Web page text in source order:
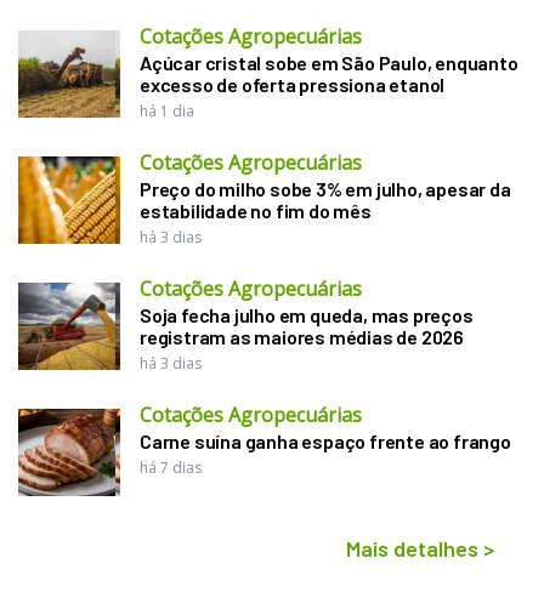
Cotações Agropecuárias
Açúcar cristal sobe em São Paulo, enquanto
excesso de oferta pressiona etanol
há 1 dia
Cotações Agropecuárias
Preço do milho sobe 3% em julho, apesar da
estabilidade no fim do mês
há 3 dias
Cotações Agropecuárias
Soja fecha julho em queda, mas preços
registram as maiores médias de 2026
há 3 dias
Cotações Agropecuárias
Carne suína ganha espaço frente ao frango
há 7 dias
Mais detalhes >